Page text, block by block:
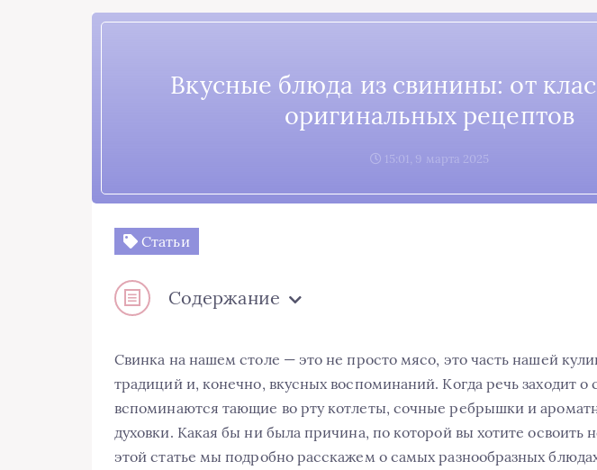
Вкусные блюда из свинины: от
оригинальных рецептов
15:01, 9 марта 2025
Статьи
Содержание
Свинка на нашем столе — это не просто мясо, это часть нашей
традиций и, конечно, вкусных воспоминаний. Когда речь заходит о
вспоминаются тающие во рту котлеты, сочные ребрышки и
духовки. Какая бы ни была причина, по которой вы хотите освоить
этой статье мы подробно расскажем о самых разнообразных